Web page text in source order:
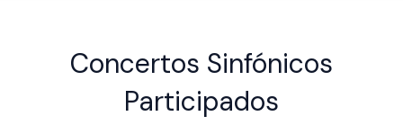
Concertos Sinfónicos
Participados